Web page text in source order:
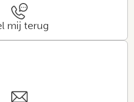
mij terug